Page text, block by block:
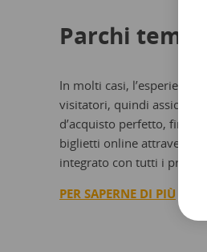
Parchi
In molti casi, l’esperienza
visitatori, quindi
d’acquisto perfetto, fino
biglietti online attraverso
integrato con tutti i
PER SAPERNE DI PIÙ